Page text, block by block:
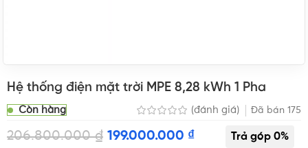
Hệ thống điện mặt trời MPE 8,28 kWh 1 Pha
Còn hàng (đánh giá) Đã bán 175
206.800.000₫ 199.000.000 ₫